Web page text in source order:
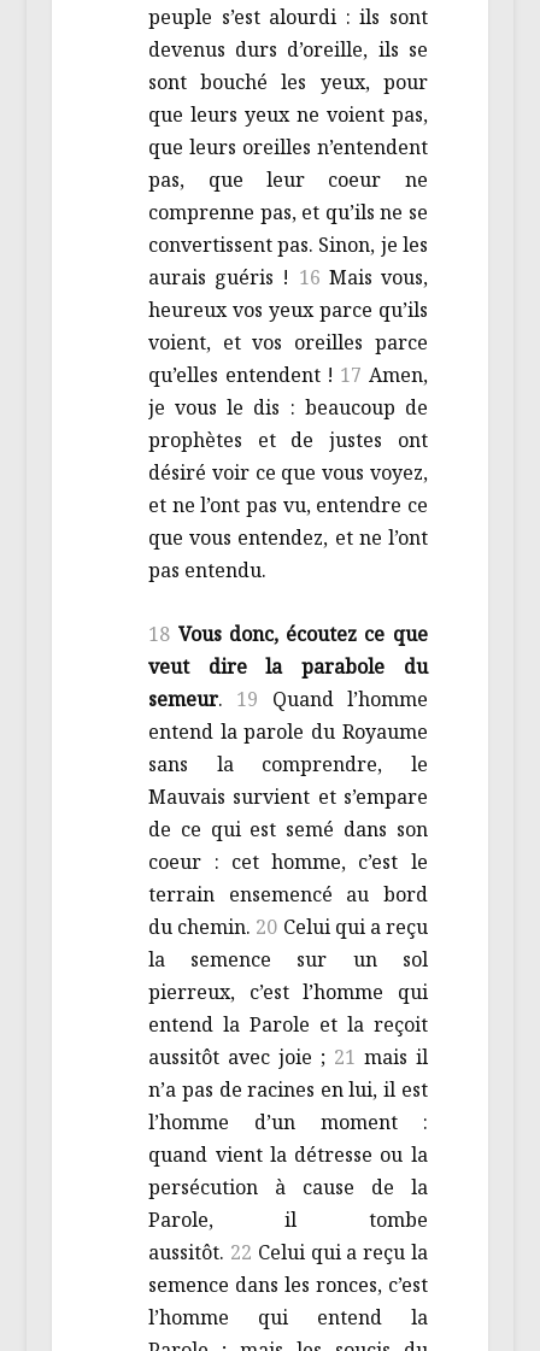
peuple s’est alourdi : ils sont
devenus durs d’oreille, ils se
sont bouché les yeux, pour
que leurs yeux ne voient pas,
que leurs oreilles n’entendent
pas, que leur coeur ne
comprenne pas, et qu’ils ne se
convertissent pas. Sinon, je les
aurais guéris ! 16 Mais vous,
heureux vos yeux parce qu’ils
voient, et vos oreilles parce
qu’elles entendent ! 17 Amen,
je vous le dis : beaucoup de
prophètes et de justes ont
désiré voir ce que vous voyez,
et ne l’ont pas vu, entendre ce
que vous entendez, et ne l’ont
pas entendu.
18 Vous donc, écoutez ce que
veut dire la parabole du
semeur. 19 Quand l’homme
entend la parole du Royaume
sans la comprendre, le
Mauvais survient et s’empare
de ce qui est semé dans son
coeur : cet homme, c’est le
terrain ensemencé au bord
du chemin. 20 Celui qui a reçu
la semence sur un sol
pierreux, c’est l’homme qui
entend la Parole et la reçoit
aussitôt avec joie ; 21 mais il
n’a pas de racines en lui, il est
l’homme d’un moment :
quand vient la détresse ou la
persécution à cause de la
Parole, il tombe
aussitôt. 22 Celui qui a reçu la
semence dans les ronces, c’est
l’homme qui entend la